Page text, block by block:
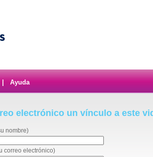
Ayuda
electrónico un vínculo a este
nombre)
correo electrónico)